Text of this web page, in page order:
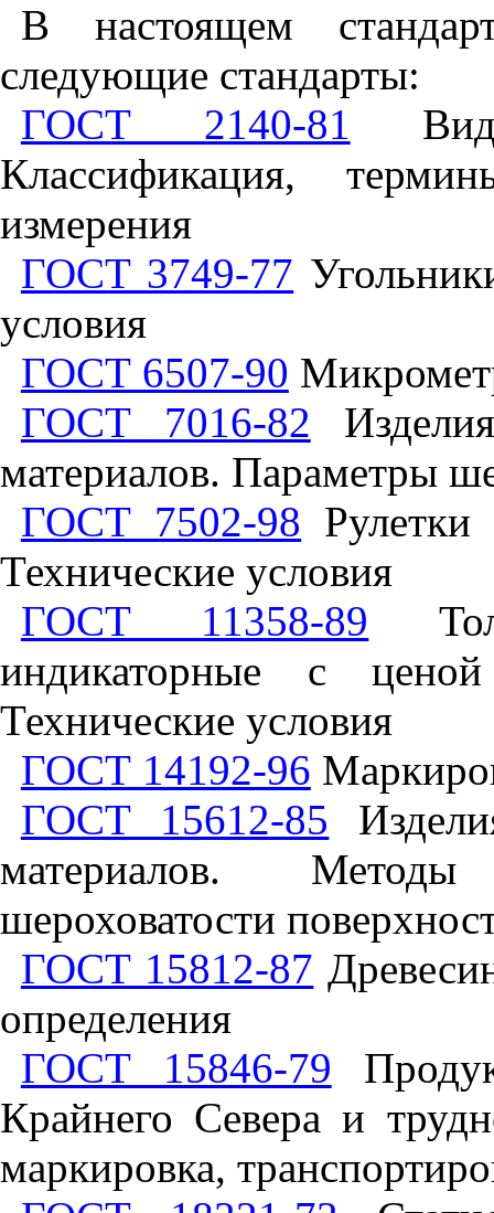
В настоящем
следующие стандарты:
ГОСТ 2140-81
Классификация,
измерения
ГОСТ 3749-77
условия
ГОСТ 6507-90
ГОСТ 7016-82
материалов. Параметры
ГОСТ 7502-98 Рулетки
Технические условия
ГОСТ 11358-89
индикаторные с
Технические условия
ГОСТ 14192-96
ГОСТ 15612-85
материалов. Методы
шероховатости
ГОСТ 15812-87
определения
ГОСТ 15846-79
Крайнего Севера и
маркировка,